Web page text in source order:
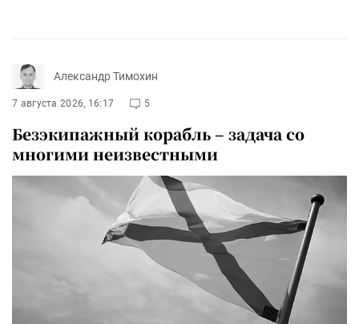
Александр Тимохин
7 августа 2026, 16:17 5
Безэкипажный корабль – задача со
многими неизвестными